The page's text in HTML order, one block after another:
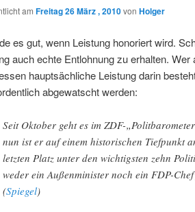
am Freitag 26 März , 2010von Holger
es gut, wenn Leistung honoriert wird.
auch echte Entlohnung zu erhalten.
hauptsächliche Leistung darin
abgewatscht werden:
Seit Oktober geht es im ZDF-
nun ist er auf einem historischen Tiefpunkt
letzten Platz unter den wichtigsten zehn
weder ein Außenminister noch ein FDP-
(Spiegel)